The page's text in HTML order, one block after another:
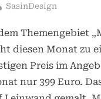
By
SasinDesign
Themengebiet
diesen Monat zu
Preis im
nur 399 Euro.